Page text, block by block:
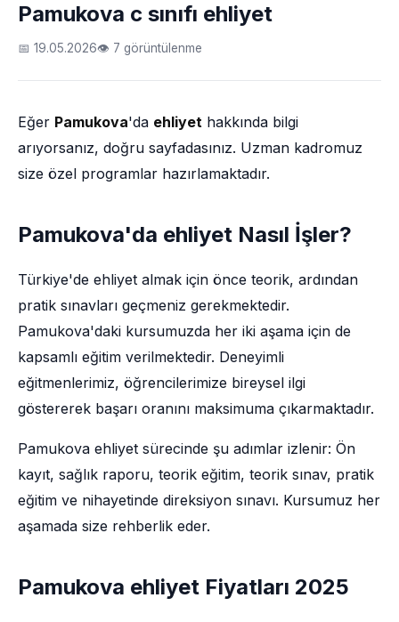
Pamukova c sınıfı ehliyet
📅 19.05.2026👁 7 görüntülenme
Eğer Pamukova'da ehliyet hakkında bilgi
arıyorsanız, doğru sayfadasınız. Uzman kadromuz
size özel programlar hazırlamaktadır.
Pamukova'da ehliyet Nasıl İşler?
Türkiye'de ehliyet almak için önce teorik, ardından
pratik sınavları geçmeniz gerekmektedir.
Pamukova'daki kursumuzda her iki aşama için de
kapsamlı eğitim verilmektedir. Deneyimli
eğitmenlerimiz, öğrencilerimize bireysel ilgi
göstererek başarı oranını maksimuma çıkarmaktadır.
Pamukova ehliyet sürecinde şu adımlar izlenir: Ön
kayıt, sağlık raporu, teorik eğitim, teorik sınav, pratik
eğitim ve nihayetinde direksiyon sınavı. Kursumuz her
aşamada size rehberlik eder.
Pamukova ehliyet Fiyatları 2025